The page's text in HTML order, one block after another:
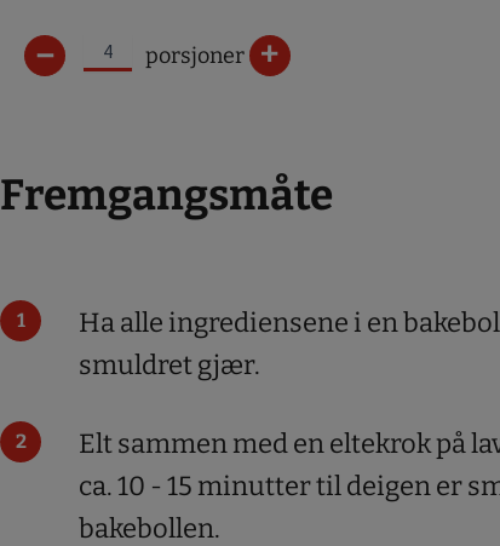
porsjoner
– +
Fremgangsmåte
Ha alle ingrediensene i en
smuldret gjær.
Elt sammen med en eltekrok på
ca. 10 - 15 minutter til deigen er
bakebollen.